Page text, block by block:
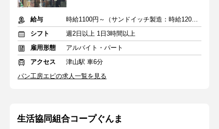
給与
時給1100円～（サンドイッチ製造：時給1200円～）＋交通費
シフト
週2日以上 1日3時間以上
雇用形態
アルバイト・パート
アクセス
津山駅 車6分
パン工房エピの求人一覧を見る
生活協同組合コープぐんま